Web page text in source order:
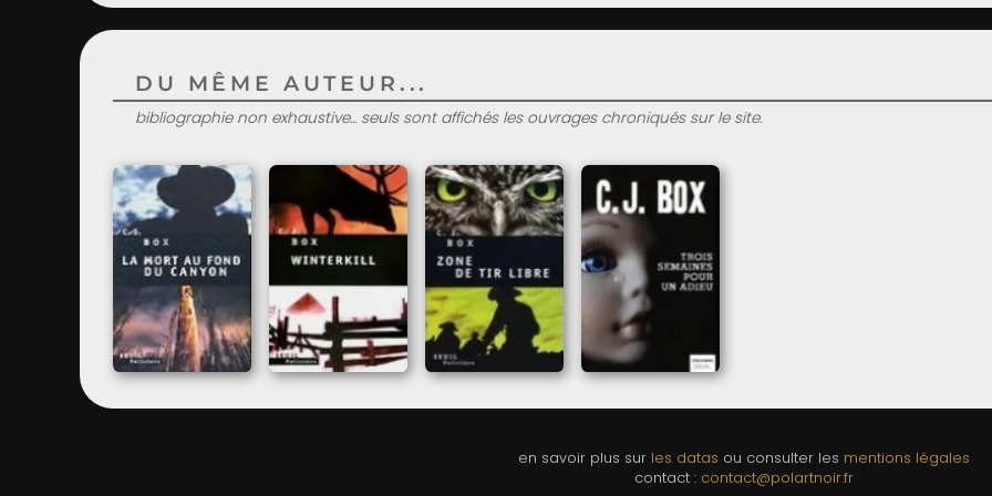
DU MÊME AUTEUR...
bibliographie non exhaustive... seuls sont affichés les ouvrages chroniqués sur le site.
en savoir plus sur les datas ou consulter les mentions légales
contact : contact@polartnoir.fr